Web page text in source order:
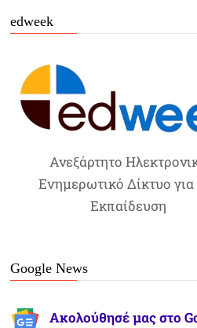
edweek
Ανεξάρτητο
Ενημερωτικό Δίκτυο για
Εκπαίδευση
Google News
Ακολούθησέ μας στο